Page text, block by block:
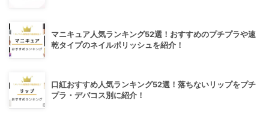
マニキュア人気ランキング52選！おすすめのプチプラや速
乾タイプのネイルポリッシュを紹介！
口紅おすすめ人気ランキング52選！落ちないリップをプチ
プラ・デパコス別に紹介！